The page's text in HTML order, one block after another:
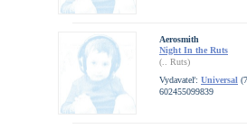
Aerosmith
Night In the Ruts
(.. Ruts)
Vydavateľ: Universal
602455099839